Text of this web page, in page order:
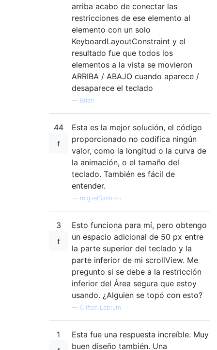
arriba acabo de conectar las
restricciones de ese elemento al
elemento con un solo
KeyboardLayoutConstraint y el
resultado fue que todos los
elementos a la vista se movieron
ARRIBA / ABAJO cuando aparece /
desaparece el teclado
— Brian
44
Esta es la mejor solución, el código
proporcionado no codifica ningún
valor, como la longitud o la curva de
la animación, o el tamaño del
teclado. También es fácil de
entender.
miguelSantirso
3
Esto funciona para mí, pero obtengo
un espacio adicional de 50 px entre
la parte superior del teclado y la
parte inferior de mi scrollView. Me
pregunto si se debe a la restricción
inferior del Área segura que estoy
usando. ¿Alguien se topó con esto?
— Clifton Labrum
1
Esta fue una respuesta increíble. Muy
buen diseño también. Una